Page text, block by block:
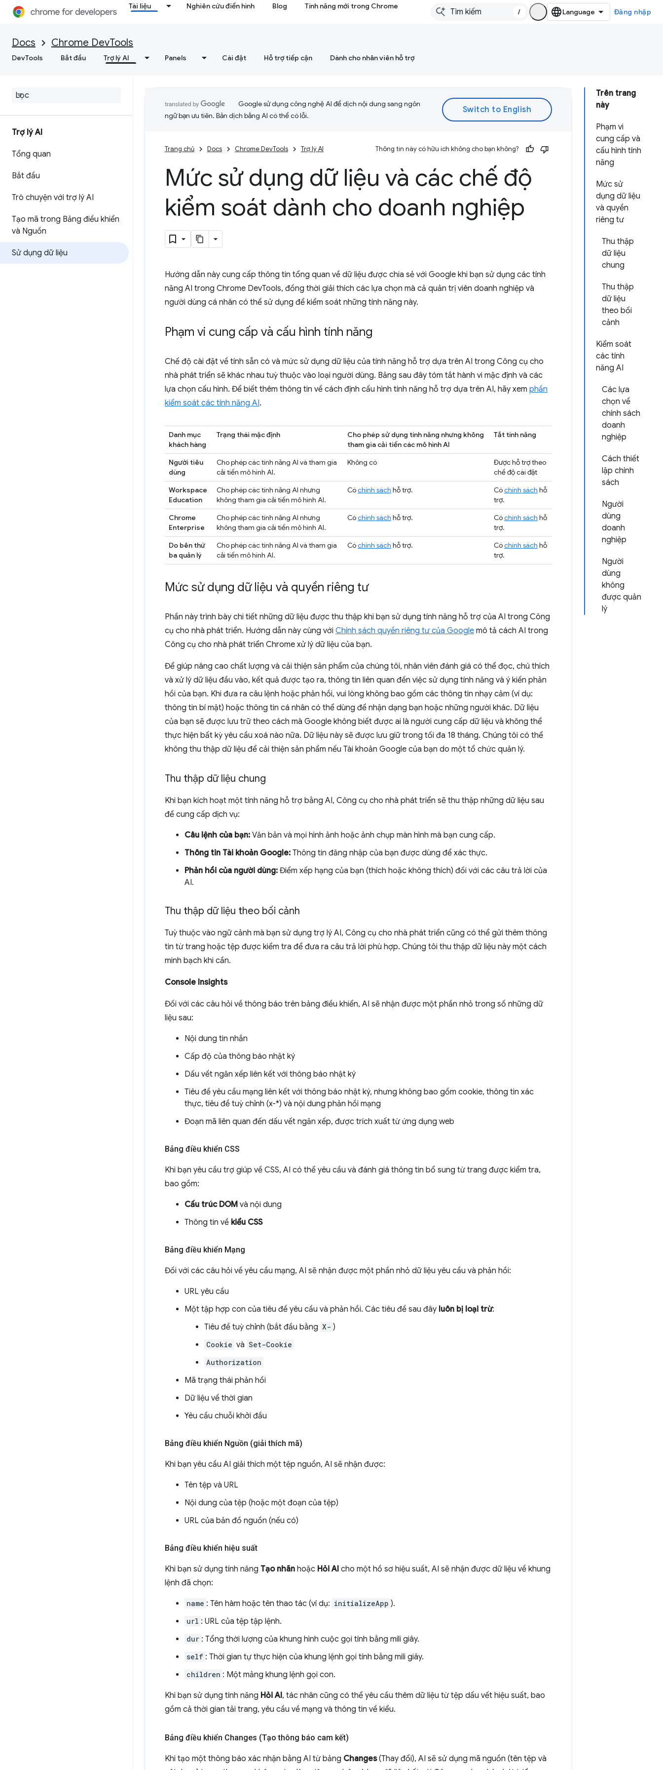
Tài liệu Nghiên cứu điển hình Blog Tính năng mới trong Chrome
/ Đăng nhập
Docs Chrome DevTools
DevTools Bắt đầu Trợ lý AI Panels Cài đặt Hỗ trợ tiếp cận Dành cho nhân viên hỗ trợ
Trợ lý AI
Tổng quan
Bắt đầu
Trò chuyện với trợ lý AI
Tạo mã trong Bảng điều khiển
và Nguồn
Sử dụng dữ liệu
Trên trang
này
Phạm vi
cung cấp và
cấu hình tính
năng
Mức sử
dụng dữ liệu
và quyền
riêng tư
Thu thập
dữ liệu
chung
Thu thập
dữ liệu
theo bối
cảnh
Kiểm soát
các tính
năng AI
Các lựa
chọn về
chính sách
doanh
nghiệp
Cách thiết
lập chính
sách
Người
dùng
doanh
nghiệp
Người
dùng
không
được quản
lý
Google sử dụng công nghệ AI để dịch nội dung sang ngôn
ngữ bạn ưu tiên. Bản dịch bằng AI có thể có lỗi.
Trang chủ Docs Chrome DevTools Trợ lý AI Thông tin này có hữu ích không cho bạn không?
Mức sử dụng dữ liệu và các chế độ
kiểm soát dành cho doanh nghiệp
Hướng dẫn này cung cấp thông tin tổng quan về dữ liệu được chia sẻ với Google khi bạn sử dụng các tính
năng AI trong Chrome DevTools, đồng thời giải thích các lựa chọn mà cả quản trị viên doanh nghiệp và
người dùng cá nhân có thể sử dụng để kiểm soát những tính năng này.
Phạm vi cung cấp và cấu hình tính năng
Chế độ cài đặt về tính sẵn có và mức sử dụng dữ liệu của tính năng hỗ trợ dựa trên AI trong Công cụ cho
nhà phát triển sẽ khác nhau tuỳ thuộc vào loại người dùng. Bảng sau đây tóm tắt hành vi mặc định và các
lựa chọn cấu hình. Để biết thêm thông tin về cách định cấu hình tính năng hỗ trợ dựa trên AI, hãy xem phần
kiểm soát các tính năng AI.
Danh mục
khách hàng
Trạng thái mặc định
Cho phép sử dụng tính năng nhưng không
tham gia cải tiến các mô hình AI
Tắt tính năng
Người tiêu
dùng
Cho phép các tính năng AI và tham gia
cải tiến mô hình AI.
Không có
Được hỗ trợ theo
chế độ cài đặt
Workspace
Education
Cho phép các tính năng AI nhưng
không tham gia cải tiến mô hình AI.
Cóchính sách hỗ trợ. Cóchính sách hỗ
trợ.
Chrome
Enterprise
Cho phép các tính năng AI nhưng
không tham gia cải tiến mô hình AI.
Cóchính sách hỗ trợ. Cóchính sách hỗ
trợ.
Do bên thứ
ba quản lý
Cho phép các tính năng AI và tham gia
cải tiến mô hình AI.
Cóchính sách hỗ trợ. Cóchính sách hỗ
trợ.
Mức sử dụng dữ liệu và quyền riêng tư
Phần này trình bày chi tiết những dữ liệu được thu thập khi bạn sử dụng tính năng hỗ trợ của AI trong Công
cụ cho nhà phát triển. Hướng dẫn này cùng với Chính sách quyền riêng tư của Google mô tả cách AI trong
Công cụ cho nhà phát triển Chrome xử lý dữ liệu của bạn.
Để giúp nâng cao chất lượng và cải thiện sản phẩm của chúng tôi, nhân viên đánh giá có thể đọc, chú thích
và xử lý dữ liệu đầu vào, kết quả được tạo ra, thông tin liên quan đến việc sử dụng tính năng và ý kiến phản
hồi của bạn. Khi đưa ra câu lệnh hoặc phản hồi, vui lòng không bao gồm các thông tin nhạy cảm (ví dụ:
thông tin bí mật) hoặc thông tin cá nhân có thể dùng để nhận dạng bạn hoặc những người khác. Dữ liệu
của bạn sẽ được lưu trữ theo cách mà Google không biết được ai là người cung cấp dữ liệu và không thể
thực hiện bất kỳ yêu cầu xoá nào nữa. Dữ liệu này sẽ được lưu giữ trong tối đa 18 tháng. Chúng tôi có thể
không thu thập dữ liệu để cải thiện sản phẩm nếu Tài khoản Google của bạn do một tổ chức quản lý.
Thu thập dữ liệu chung
Khi bạn kích hoạt một tính năng hỗ trợ bằng AI, Công cụ cho nhà phát triển sẽ thu thập những dữ liệu sau
để cung cấp dịch vụ:
Câu lệnh của bạn: Văn bản và mọi hình ảnh hoặc ảnh chụp màn hình mà bạn cung cấp.
Thông tin Tài khoản Google: Thông tin đăng nhập của bạn được dùng để xác thực.
Phản hồi của người dùng: Điểm xếp hạng của bạn (thích hoặc không thích) đối với các câu trả lời của
AI.
Thu thập dữ liệu theo bối cảnh
Tuỳ thuộc vào ngữ cảnh mà bạn sử dụng trợ lý AI, Công cụ cho nhà phát triển cũng có thể gửi thêm thông
tin từ trang hoặc tệp được kiểm tra để đưa ra câu trả lời phù hợp. Chúng tôi thu thập dữ liệu này một cách
minh bạch khi cần.
Console Insights
Đối với các câu hỏi về thông báo trên bảng điều khiển, AI sẽ nhận được một phần nhỏ trong số những dữ
liệu sau:
Nội dung tin nhắn
Cấp độ của thông báo nhật ký
Dấu vết ngăn xếp liên kết với thông báo nhật ký
Tiêu đề yêu cầu mạng liên kết với thông báo nhật ký, nhưng không bao gồm cookie, thông tin xác
thực, tiêu đề tuỳ chỉnh (x-*) và nội dung phản hồi mạng
Đoạn mã liên quan đến dấu vết ngăn xếp, được trích xuất từ ứng dụng web
Bảng điều khiển CSS
Khi bạn yêu cầu trợ giúp về CSS, AI có thể yêu cầu và đánh giá thông tin bổ sung từ trang được kiểm tra,
bao gồm:
Cấu trúc DOM và nội dung
Thông tin về kiểu CSS
Bảng điều khiển Mạng
Đối với các câu hỏi về yêu cầu mạng, AI sẽ nhận được một phần nhỏ dữ liệu yêu cầu và phản hồi:
URL yêu cầu
Một tập hợp con của tiêu đề yêu cầu và phản hồi. Các tiêu đề sau đây luôn bị loại trừ:
Tiêu đề tuỳ chỉnh (bắt đầu bằng X- )
Cookie và Set-Cookie
Authorization
Mã trạng thái phản hồi
Dữ liệu về thời gian
Yêu cầu chuỗi khởi đầu
Bảng điều khiển Nguồn (giải thích mã)
Khi bạn yêu cầu AI giải thích một tệp nguồn, AI sẽ nhận được:
Tên tệp và URL
Nội dung của tệp (hoặc một đoạn của tệp)
URL của bản đồ nguồn (nếu có)
Bảng điều khiển hiệu suất
Khi bạn sử dụng tính năng Tạo nhãn hoặc Hỏi AI cho một hồ sơ hiệu suất, AI sẽ nhận được dữ liệu về khung
lệnh đã chọn:
name : Tên hàm hoặc tên thao tác (ví dụ: initializeApp ).
url : URL của tệp tập lệnh.
dur : Tổng thời lượng của khung hình cuộc gọi tính bằng mili giây.
self : Thời gian tự thực hiện của khung lệnh gọi tính bằng mili giây.
children : Một mảng khung lệnh gọi con.
Khi bạn sử dụng tính năng Hỏi AI, tác nhân cũng có thể yêu cầu thêm dữ liệu từ tệp dấu vết hiệu suất, bao
gồm cả thời gian tải trang, yêu cầu về mạng và thông tin về kiểu.
Bảng điều khiển Changes (Tạo thông báo cam kết)
Khi tạo một thông báo xác nhận bằng AI từ bảng Changes(Thay đổi), AI sẽ sử dụng mã nguồn (tên tệp và